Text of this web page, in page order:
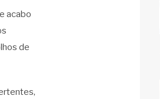
acabo
de